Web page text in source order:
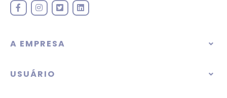
A EMPRESA
USUÁRIO